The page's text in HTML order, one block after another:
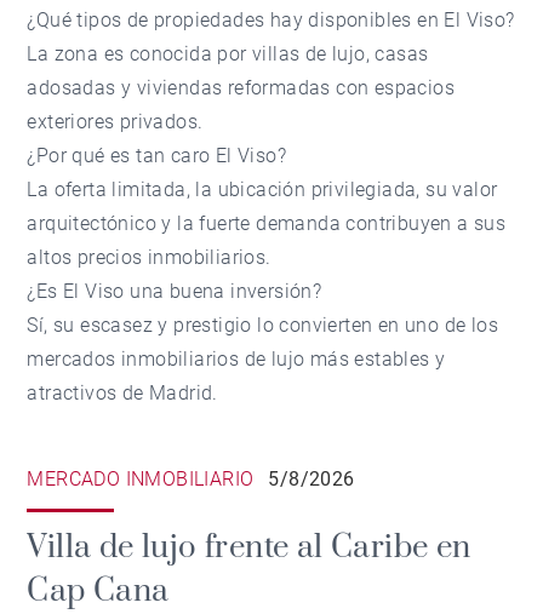
¿Qué tipos de propiedades hay disponibles en El Viso?
La zona es conocida por villas de lujo, casas
adosadas y viviendas reformadas con espacios
exteriores privados.
¿Por qué es tan caro El Viso?
La oferta limitada, la ubicación privilegiada, su valor
arquitectónico y la fuerte demanda contribuyen a sus
altos precios inmobiliarios.
¿Es El Viso una buena inversión?
Sí, su escasez y prestigio lo convierten en uno de los
mercados inmobiliarios de lujo más estables y
atractivos de Madrid.
MERCADO INMOBILIARIO 5/8/2026
Villa de lujo frente al Caribe en
Cap Cana